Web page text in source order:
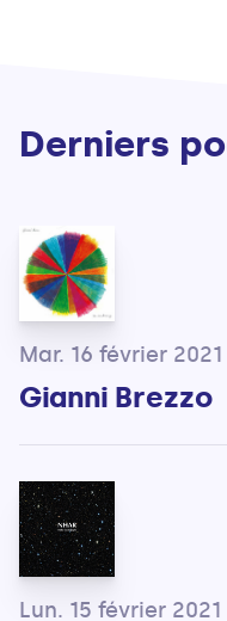
Derniers
Mar. 16 février 2021
Gianni Brezzo
Lun. 15 février 2021